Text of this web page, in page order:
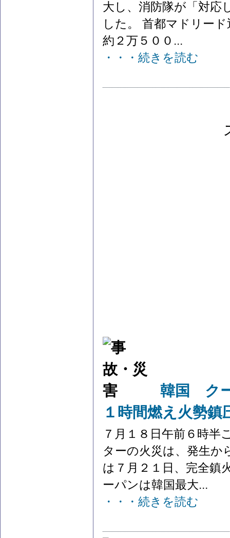
大し、消防隊が「対応
した。 首都マドリー
約２万５００...
・・・続きを読む
韓国 ク
１時間燃え火勢鎮
７月１８日午前６時半
ターの火災は、発生か
は７月２１日、完全鎮
ーパンは韓国最大...
・・・続きを読む